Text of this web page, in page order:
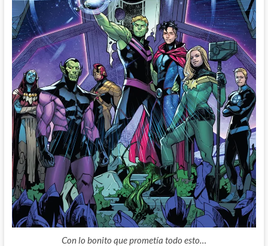
Con lo bonito que prometía todo esto…